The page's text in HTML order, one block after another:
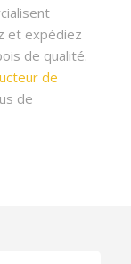
et expédiez
de qualité.
de
de